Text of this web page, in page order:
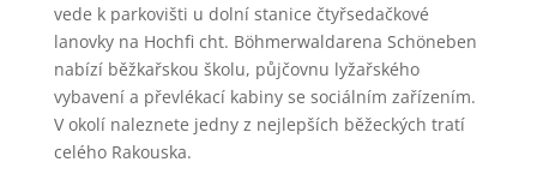
vede k parkovišti u dolní stanice čtyřsedačkové
lanovky na Hochfi cht. Böhmerwaldarena Schöneben
nabízí běžkařskou školu, půjčovnu lyžařského
vybavení a převlékací kabiny se sociálním zařízením.
V okolí naleznete jedny z nejlepších běžeckých tratí
celého Rakouska.